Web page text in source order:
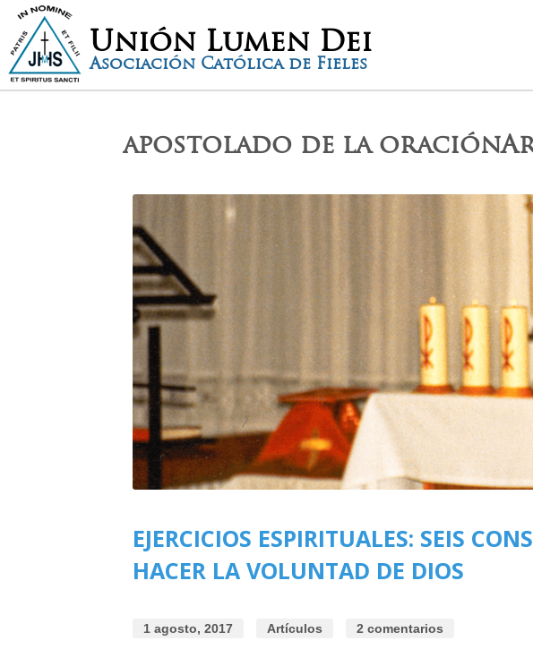
Unión Lumen Dei
Asociación Católica de Fieles
apostolado de la
EJERCICIOS ESPIRITUALES: SEIS
HACER LA VOLUNTAD DE DIOS
1 agosto, 2017 Artículos 2 comentarios